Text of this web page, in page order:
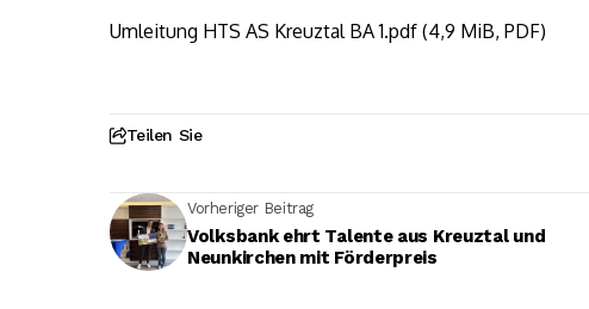
Umleitung HTS AS Kreuztal BA 1.pdf (4,9 MiB, PDF)
Teilen Sie
Vorheriger Beitrag
Volksbank ehrt Talente aus Kreuztal und
Neunkirchen mit Förderpreis